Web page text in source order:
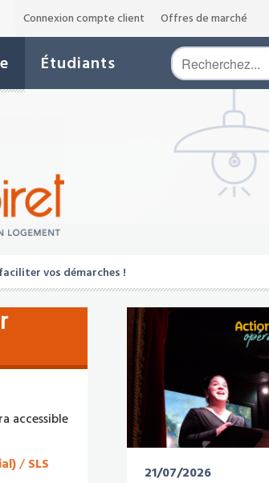
Connexion compte client Offres de marché
Étudiants
vos démarches !
accessible
/ SLS
21/07/2026